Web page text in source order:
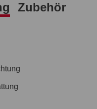
Zubehör